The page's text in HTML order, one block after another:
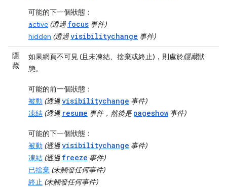
可能的下一個狀態：
active (透過 focus 事件)
hidden (透過visibilitychange 事件)
隱
藏
如果網頁不可見 (且未凍結、捨棄或終止)，則處於隱藏狀
態。
可能的前一個狀態：
被動 (透過visibilitychange 事件)
凍結 (透過 resume 事件，然後是 pageshow 事件)
可能的下一個狀態：
被動 (透過visibilitychange 事件)
凍結 (透過 freeze 事件)
已捨棄 (未觸發任何事件)
終止 (未觸發任何事件)